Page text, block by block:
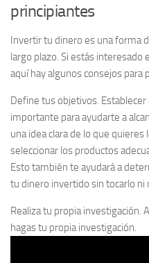
principiantes
Invertir tu dinero es una forma
largo plazo. Si estás
aquí hay algunos consejos
Define tus objetivos.
importante para ayudarte a
una idea clara de lo que
seleccionar los productos
Esto también te ayudará a
tu dinero invertido sin tocarlo ni
Realiza tu propia investigación.
hagas tu propia investigación.